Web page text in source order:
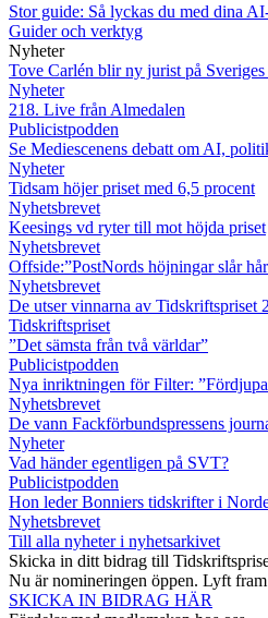
Stor guide: Så lyckas du med dina
Guider och verktyg
Nyheter
Tove Carlén blir ny jurist på
Nyheter
218. Live från Almedalen
Publicistpodden
Se Mediescenens debatt om AI,
Nyheter
Tidsam höjer priset med 6,5 procent
Nyhetsbrevet
Keesings vd ryter till mot höjda priset
Nyhetsbrevet
Offside:”PostNords höjningar slår
Nyhetsbrevet
De utser vinnarna av Tidskriftspriset
Tidskriftspriset
”Det sämsta från två världar”
Publicistpodden
Nya inriktningen för Filter:
Nyhetsbrevet
De vann Fackförbundspressens
Nyheter
Vad händer egentligen på SVT?
Publicistpodden
Hon leder Bonniers tidskrifter i
Nyhetsbrevet
Till alla nyheter i nyhetsarkivet
Skicka in ditt bidrag till
Nu är nomineringen öppen. Lyft
SKICKA IN BIDRAG HÄR